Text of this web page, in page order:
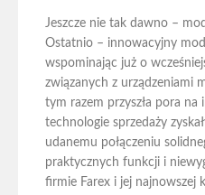
Jeszcze nie tak dawno –
Ostatnio – innowacyjny
wspominając już o
związanych z urządzeniami
tym razem przyszła pora
technologie sprzedaży
udanemu połączeniu
praktycznych funkcji i
firmie Farex i jej najnowszej